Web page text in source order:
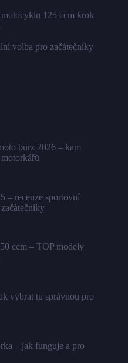
125 ccm krok
volba pro začátečníky
burz 2026 – kam
– recenze sportovní
ccm – TOP modely
vybrat tu správnou pro
– jak funguje a pro